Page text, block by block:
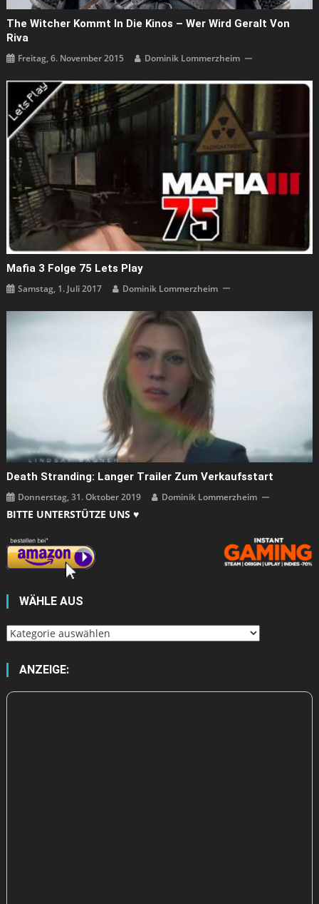
The Witcher Kommt In Die Kinos – Wer Wird Geralt Von
Riva
Freitag, 6. November 2015 Dominik Lommerzheim
Mafia 3 Folge 75 Lets Play
Samstag, 1. Juli 2017 Dominik Lommerzheim
Death Stranding: Langer Trailer Zum Verkaufsstart
Donnerstag, 31. Oktober 2019 Dominik Lommerzheim
BITTE UNTERSTÜTZE UNS ♥
WÄHLE AUS
Wähle
ANZEIGE: